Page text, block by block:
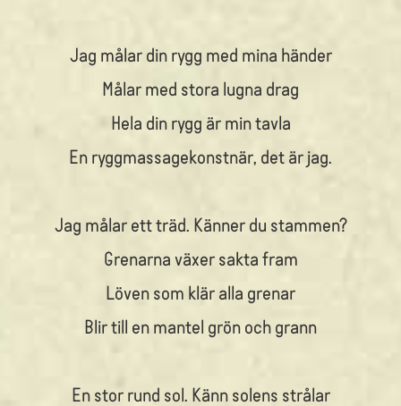
Jag målar din rygg med mina händer
Målar med stora lugna drag
Hela din rygg är min tavla
En ryggmassagekonstnär, det är jag.
Jag målar ett träd. Känner du stammen?
Grenarna växer sakta fram
Löven som klär alla grenar
Blir till en mantel grön och grann
En stor rund sol. Känn solens strålar